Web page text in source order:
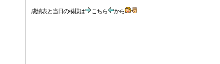
成績表と当日の模様は こちら から